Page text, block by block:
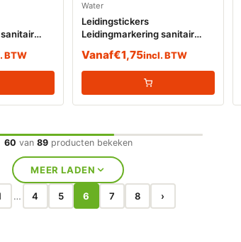
BTW
Water
Leidingstickers
Leidingmarkering sanitair
Vanaf€1,75incl. BTW
60 van 89producten bekeken
MEER LADEN
… 4 5 6 7 8 ›